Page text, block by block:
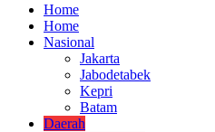
Home
Home
Nasional
Jakarta
Jabodetabek
Kepri
Batam
Daerah